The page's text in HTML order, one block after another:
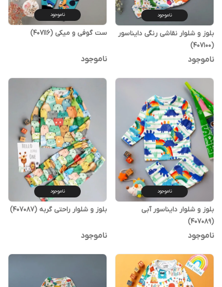
ناموجود
بلوز و شلوار نقاشی رنگی دایناسور
(407100)
ناموجود
ناموجود
ست گوفی و میکی (407116)
ناموجود
ناموجود
بلوز و شلوار دایناسور آبی
(407089)
ناموجود
ناموجود
بلوز و شلوار راحتی گربه (407087)
ناموجود